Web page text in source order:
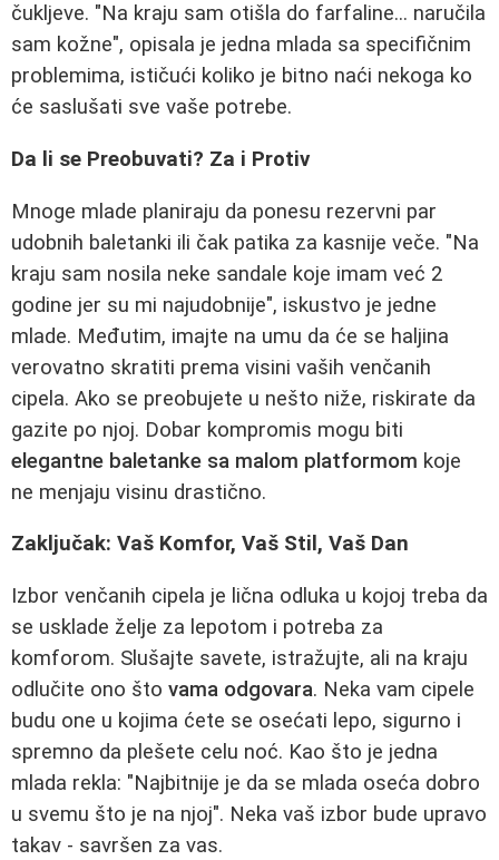
čukljeve. "Na kraju sam otišla do farfaline... naručila
sam kožne", opisala je jedna mlada sa specifičnim
problemima, ističući koliko je bitno naći nekoga ko
će saslušati sve vaše potrebe.
Da li se Preobuvati? Za i Protiv
Mnoge mlade planiraju da ponesu rezervni par
udobnih baletanki ili čak patika za kasnije veče. "Na
kraju sam nosila neke sandale koje imam već 2
godine jer su mi najudobnije", iskustvo je jedne
mlade. Međutim, imajte na umu da će se haljina
verovatno skratiti prema visini vaših venčanih
cipela. Ako se preobujete u nešto niže, riskirate da
gazite po njoj. Dobar kompromis mogu biti
elegantne baletanke sa malom platformom koje
ne menjaju visinu drastično.
Zaključak: Vaš Komfor, Vaš Stil, Vaš Dan
Izbor venčanih cipela je lična odluka u kojoj treba da
se usklade želje za lepotom i potreba za
komforom. Slušajte savete, istražujte, ali na kraju
odlučite ono što vama odgovara. Neka vam cipele
budu one u kojima ćete se osećati lepo, sigurno i
spremno da plešete celu noć. Kao što je jedna
mlada rekla: "Najbitnije je da se mlada oseća dobro
u svemu što je na njoj". Neka vaš izbor bude upravo
takav - savršen za vas.